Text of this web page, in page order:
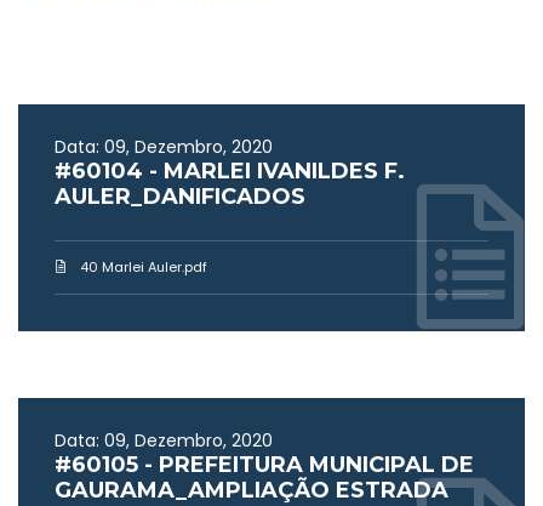
Data: 09, Dezembro, 2020
#60104 - MARLEI IVANILDES F.
AULER_DANIFICADOS
40 Marlei Auler.pdf
Data: 09, Dezembro, 2020
#60105 - PREFEITURA MUNICIPAL DE
GAURAMA_AMPLIAÇÃO ESTRADA